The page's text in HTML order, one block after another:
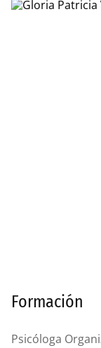
Formación
Psicóloga